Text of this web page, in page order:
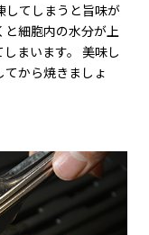
してしまうと旨味が
と細胞内の水分が上
まいます。 美味し
てから焼きましょ